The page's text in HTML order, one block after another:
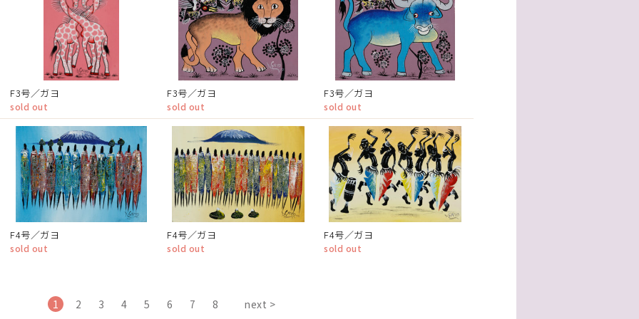
F3号／ガヨ
sold out
F3号／ガヨ
sold out
F3号／ガヨ
sold out
F4号／ガヨ
sold out
F4号／ガヨ
sold out
F4号／ガヨ
sold out
1 2 3 4 5 6 7 8 next >